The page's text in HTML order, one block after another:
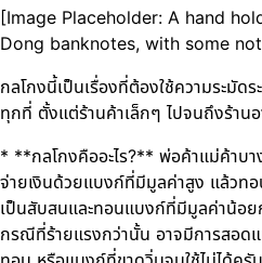
[Image Placeholder: A hand
Dong banknotes, with some
กลโกงนี้เป็นเรื่องที่ต้องใช้ความระมัด
ทุกที่ ตั้งแต่ร้านค้าเล็กๆ ไปจนถึงร้านอ
* **กลโกงคืออะไร?** พ่อค้าแม่ค้าบ
จ่ายเงินด้วยแบงก์ที่มีมูลค่าสูง แล้วทอ
เป็นสับสนและทอนแบงก์ที่มีมูลค่าน้อย
กรณีที่ร้ายแรงกว่านั้น อาจมีการสอด